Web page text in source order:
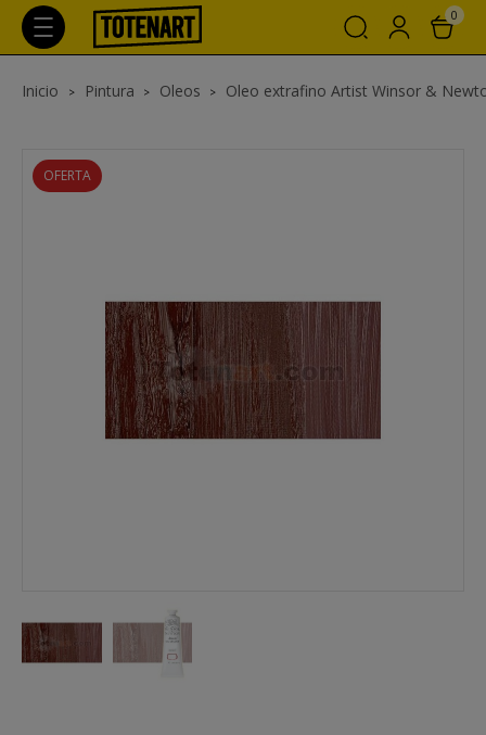
0
Inicio Pintura Oleos Oleo extrafino Artist Winsor &
OFERTA